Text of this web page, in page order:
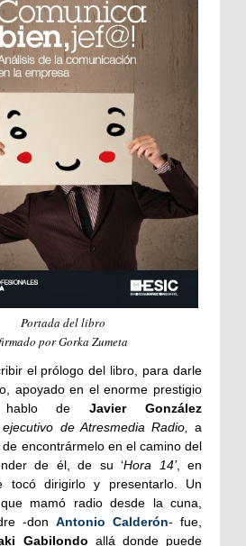
Portada del libro
por Gorka Zumeta
el prólogo del libro, para darle
apoyado en el enorme prestigio
hablo deJavier González
de Atresmedia Radio,
a
encontrármelo en el camino del
de él, de su ‘Hora 14’, en
tocó dirigirlo y presentarlo. Un
mamó radio desde la cuna,
-don Antonio Calderón- fue,
Gabilondo allá donde puede